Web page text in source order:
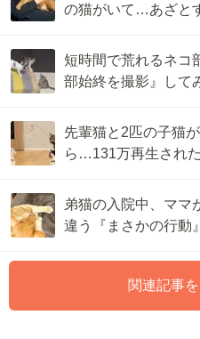
の猫がいて…あざと
短時間で荒れるネコ
部始終を撮影』して
先輩猫と2匹の子猫
ら…131万再生され
弟猫の入院中、ママ
違う『まさかの行動
関連記事